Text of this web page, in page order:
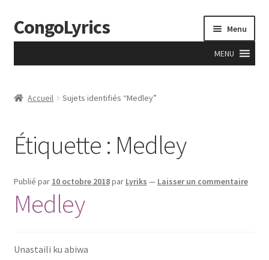
Aller
à
navigation
Aller
au
CongoLyrics Menu
MENU
Accueil
Anciens
Apprentissage
Accueil Sujets identifiés “Medley”
Étiquette : Medley
Publié par 10 octobre 2018par Lyriks — Laisser un commentaire
Medley
Unastaili ku abiwa